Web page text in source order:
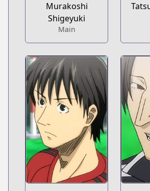
Murakoshi
Shigeyuki
Main